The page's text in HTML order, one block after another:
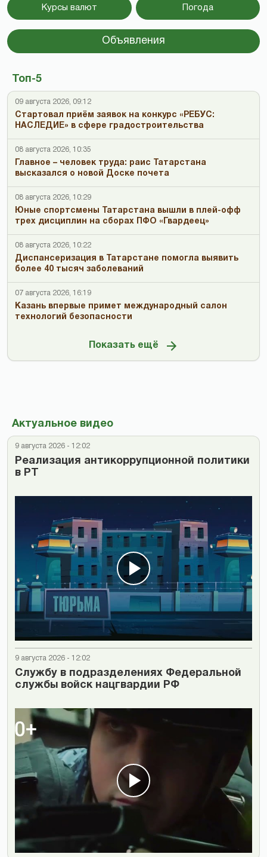
Курсы валют Погода
Объявления
Топ-5
09 августа 2026, 09:12
Стартовал приём заявок на конкурс «РЕБУС:
НАСЛЕДИЕ» в сфере градостроительства
08 августа 2026, 10:35
Главное – человек труда: раис Татарстана
высказался о новой Доске почета
08 августа 2026, 10:29
Юные спортсмены Татарстана вышли в плей-офф
трех дисциплин на сборах ПФО «Гвардеец»
08 августа 2026, 10:22
Диспансеризация в Татарстане помогла выявить
более 40 тысяч заболеваний
07 августа 2026, 16:19
Казань впервые примет международный салон
технологий безопасности
Показать ещё
Актуальное видео
9 августа 2026 - 12:02
Реализация антикоррупционной политики
в РТ
9 августа 2026 - 12:02
Cлужбу в подразделениях Федеральной
службы войск нацгвардии РФ